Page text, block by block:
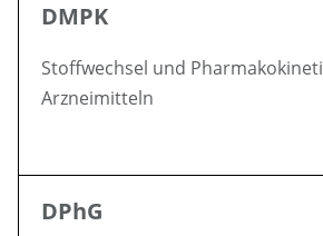
DMPK
Stoffwechsel und
Arzneimitteln
DPhG